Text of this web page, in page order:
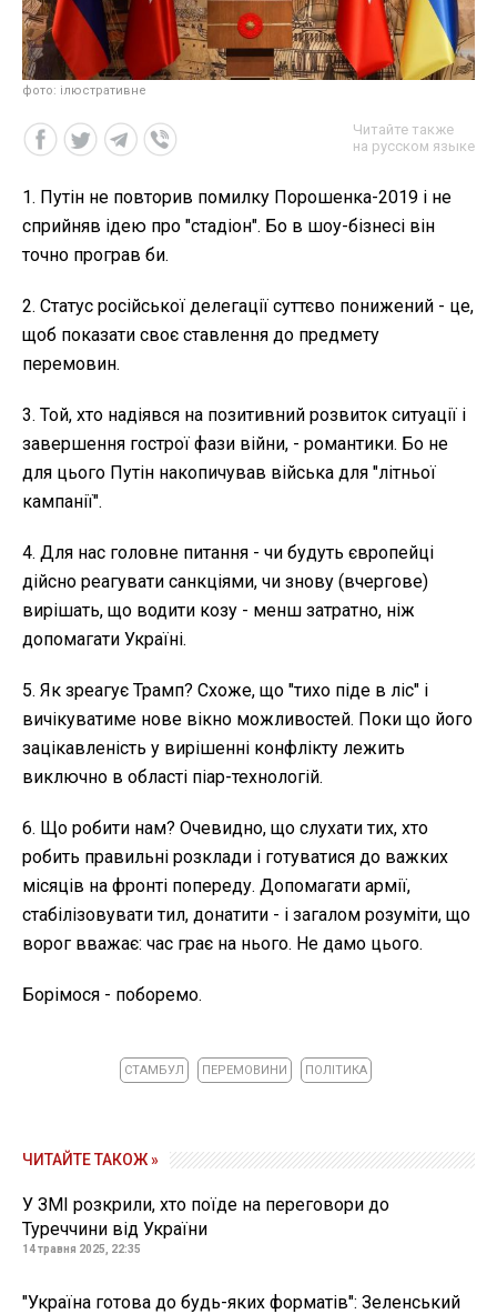
фото: ілюстративне
Читайте также
на русском языке
1. Путін не повторив помилку Порошенка-2019 і не
сприйняв ідею про "стадіон". Бо в шоу-бізнесі він
точно програв би.
2. Статус російської делегації суттєво понижений - це,
щоб показати своє ставлення до предмету
перемовин.
3. Той, хто надіявся на позитивний розвиток ситуації і
завершення гострої фази війни, - романтики. Бо не
для цього Путін накопичував війська для "літньої
кампанії".
4. Для нас головне питання - чи будуть європейці
дійсно реагувати санкціями, чи знову (вчергове)
вирішать, що водити козу - менш затратно, ніж
допомагати Україні.
5. Як зреагує Трамп? Схоже, що "тихо піде в ліс" і
вичікуватиме нове вікно можливостей. Поки що його
зацікавленість у вирішенні конфлікту лежить
виключно в області піар-технологій.
6. Що робити нам? Очевидно, що слухати тих, хто
робить правильні розклади і готуватися до важких
місяців на фронті попереду. Допомагати армії,
стабілізовувати тил, донатити - і загалом розуміти, що
ворог вважає: час грає на нього. Не дамо цього.
Борімося - поборемо.
СТАМБУЛ ПЕРЕМОВИНИ ПОЛІТИКА
ЧИТАЙТЕ ТАКОЖ »
У ЗМІ розкрили, хто поїде на переговори до
Туреччини від України
14 травня 2025, 22:35
"Україна готова до будь-яких форматів": Зеленський